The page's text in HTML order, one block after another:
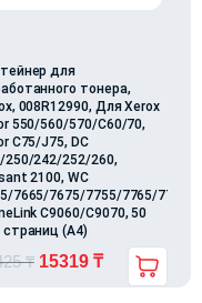
для
тонера,
008R12990, Для Xerox
550/560/570/C60/70,
C75/J75, DC
250/242/252/260,
2100, WC
7665/7675/7755/7765/7775,
C9060/C9070, 50
страниц (А4)
₸ 15319 ₸